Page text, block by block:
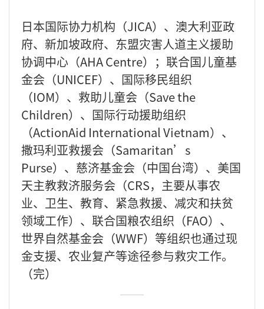
日本国际协力机构（JICA）、澳大利亚政
府、新加坡政府、东盟灾害人道主义援助
协调中心（AHA Centre）；联合国儿童基
金会（UNICEF）、国际移民组织
（IOM）、救助儿童会（Save the
Children）、国际行动援助组织
（ActionAid International Vietnam）、
撒玛利亚救援会（Samaritan’s
Purse）、慈济基金会（中国台湾）、美国
天主教救济服务会（CRS，主要从事农
业、卫生、教育、紧急救援、减灾和扶贫
领域工作）、联合国粮农组织（FAO）、
世界自然基金会（WWF）等组织也通过现
金支援、农业复产等途径参与救灾工作。
（完）